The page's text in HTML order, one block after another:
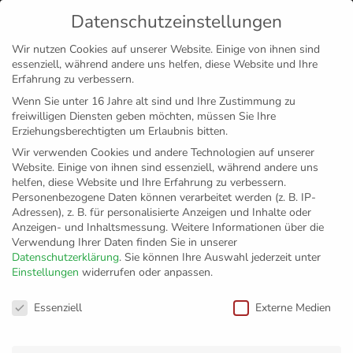
MENÜ
Disclaimer Impressum Datenschutz
Playoff-Finale: VfB
Datenschutzeinstellungen
Wir nutzen Cookies auf unserer Website. Einige von ihnen sind
essenziell, während andere uns helfen, diese Website und Ihre
Erfahrung zu verbessern.
Wenn Sie unter 16 Jahre alt sind und Ihre Zustimmung zu
freiwilligen Diensten geben möchten, müssen Sie Ihre
Erziehungsberechtigten um Erlaubnis bitten.
Wir verwenden Cookies und andere Technologien auf unserer
Website. Einige von ihnen sind essenziell, während andere uns
helfen, diese Website und Ihre Erfahrung zu verbessern.
Personenbezogene Daten können verarbeitet werden (z. B. IP-
Adressen), z. B. für personalisierte Anzeigen und Inhalte oder
Anzeigen- und Inhaltsmessung. Weitere Informationen über die
Verwendung Ihrer Daten finden Sie in unserer
Datenschutzerklärung. Sie können Ihre Auswahl jederzeit unter
Einstellungen widerrufen oder anpassen.
Datenschutzeinstellungen
Essenziell Externe Medien